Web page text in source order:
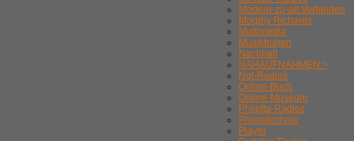
Modern-zu-alt Verbinden
Morphy Richards
Multimedia
Musiktruhen
Nachhall
NAHAUFNAHMEN >
Not-Radios
Online-Buch
Online-Museum
Philetta-Radios
Phonotechnik
Player